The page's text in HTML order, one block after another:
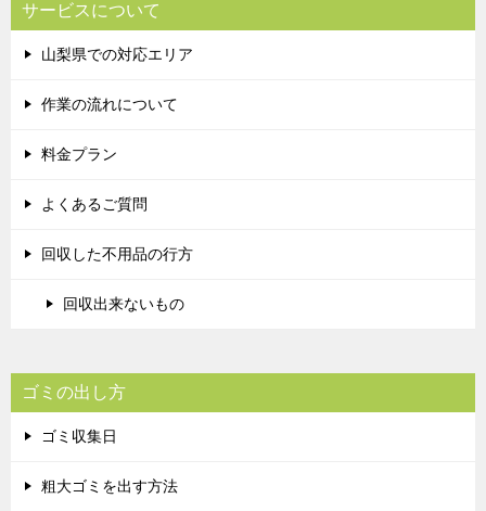
サービスについて
山梨県での対応エリア
作業の流れについて
料金プラン
よくあるご質問
回収した不用品の行方
回収出来ないもの
ゴミの出し方
ゴミ収集日
粗大ゴミを出す方法